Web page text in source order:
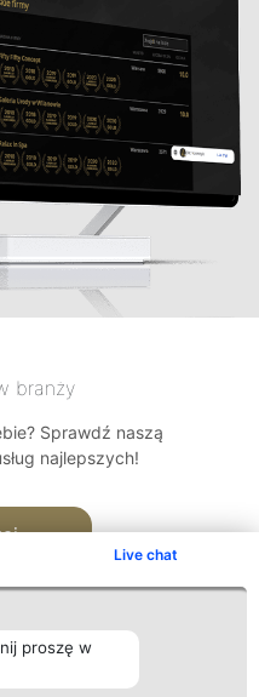
Live chat
proszę w
branży
Sprawdź naszą
najlepszych!